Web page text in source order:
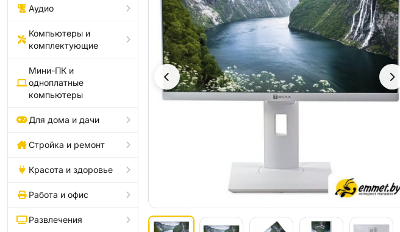
Аудио
Компьютеры и
комплектующие
Мини-ПК и
одноплатные
компьютеры
Для дома и дачи
Стройка и ремонт
Красота и здоровье
Работа и офис
Развлечения